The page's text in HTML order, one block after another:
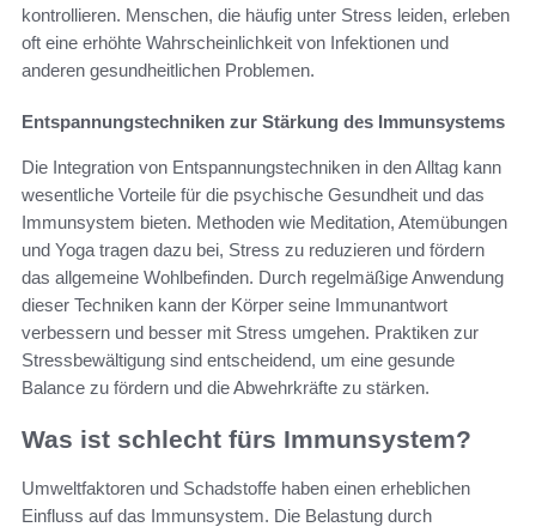
kontrollieren. Menschen, die häufig unter Stress leiden, erleben
oft eine erhöhte Wahrscheinlichkeit von Infektionen und
anderen gesundheitlichen Problemen.
Entspannungstechniken zur Stärkung des Immunsystems
Die Integration von Entspannungstechniken in den Alltag kann
wesentliche Vorteile für die psychische Gesundheit und das
Immunsystem bieten. Methoden wie Meditation, Atemübungen
und Yoga tragen dazu bei, Stress zu reduzieren und fördern
das allgemeine Wohlbefinden. Durch regelmäßige Anwendung
dieser Techniken kann der Körper seine Immunantwort
verbessern und besser mit Stress umgehen. Praktiken zur
Stressbewältigung sind entscheidend, um eine gesunde
Balance zu fördern und die Abwehrkräfte zu stärken.
Was ist schlecht fürs Immunsystem?
Umweltfaktoren und Schadstoffe haben einen erheblichen
Einfluss auf das Immunsystem. Die Belastung durch